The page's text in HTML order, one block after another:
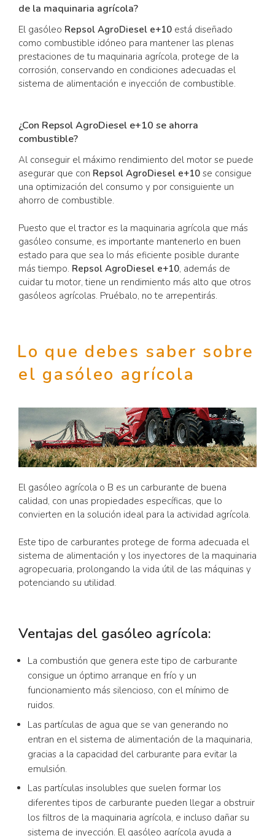
de la maquinaria agrícola?
El gasóleo Repsol AgroDiesel e+10 está diseñado
como combustible idóneo para mantener las plenas
prestaciones de tu maquinaria agrícola, protege de la
corrosión, conservando en condiciones adecuadas el
sistema de alimentación e inyección de combustible.
¿Con Repsol AgroDiesel e+10 se ahorra
combustible?
Al conseguir el máximo rendimiento del motor se puede
asegurar que con Repsol AgroDiesel e+10 se consigue
una optimización del consumo y por consiguiente un
ahorro de combustible.
Puesto que el tractor es la maquinaria agrícola que más
gasóleo consume, es importante mantenerlo en buen
estado para que sea lo más eficiente posible durante
más tiempo. Repsol AgroDiesel e+10, además de
cuidar tu motor, tiene un rendimiento más alto que otros
gasóleos agrícolas. Pruébalo, no te arrepentirás.
Lo que debes saber sobre
el gasóleo agrícola
El gasóleo agrícola o B es un carburante de buena
calidad, con unas propiedades específicas, que lo
convierten en la solución ideal para la actividad agrícola.
Este tipo de carburantes protege de forma adecuada el
sistema de alimentación y los inyectores de la maquinaria
agropecuaria, prolongando la vida útil de las máquinas y
potenciando su utilidad.
Ventajas del gasóleo agrícola:
La combustión que genera este tipo de carburante
consigue un óptimo arranque en frío y un
funcionamiento más silencioso, con el mínimo de
ruidos.
Las partículas de agua que se van generando no
entran en el sistema de alimentación de la maquinaria,
gracias a la capacidad del carburante para evitar la
emulsión.
Las partículas insolubles que suelen formar los
diferentes tipos de carburante pueden llegar a obstruir
los filtros de la maquinaria agrícola, e incluso dañar su
sistema de inyección. El gasóleo agrícola ayuda a